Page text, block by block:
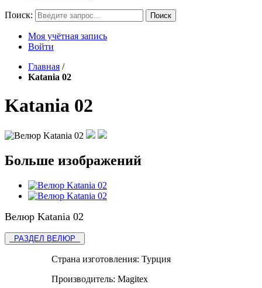
Поиск: Поиск
Моя учётная запись
Войти
Главная /
Katania 02
Katania 02
Больше изображений
Велюр Katania 02
РАЗДЕЛ ВЕЛЮР
Страна изготовления: Турция
Производитель: Magitex